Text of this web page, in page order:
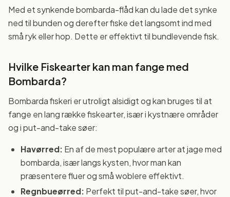
Med et synkende bombarda-flåd kan du lade det synke
ned til bunden og derefter fiske det langsomt ind med
små ryk eller hop. Dette er effektivt til bundlevende fisk.
Hvilke Fiskearter kan man fange med
Bombarda?
Bombarda fiskeri er utroligt alsidigt og kan bruges til at
fange en lang række fiskearter, især i kystnære områder
og i put-and-take søer:
Havørred: En af de mest populære arter at jage med
bombarda, især langs kysten, hvor man kan
præsentere fluer og små woblere effektivt.
Regnbueørred: Perfekt til put-and-take søer, hvor